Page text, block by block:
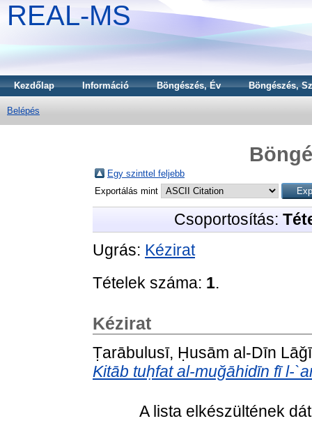
REAL-MS
Kezdőlap Információ Böngészés, Év Böngészés,
Belépés
Egy szinttel feljebb
Exportálás mint
Csoportosítás:
Ugrás: Kézirat
Tételek száma: 1.
Kézirat
Ṭarābulusī, Ḥusām al-Dīn
Kitāb tuḥfat al-muğāhidīn fī l-
A lista elkészültének